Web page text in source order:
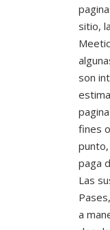
sitio,
son
fines
paga
Las
a